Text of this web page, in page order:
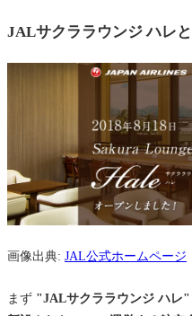
ラウンジエリア
まとめ: ハワイなのに日
関連記事
JALサクララウンジ ハレ
画像出典: JAL公式ホームページ
まず "JALサクララウンジ ハレ